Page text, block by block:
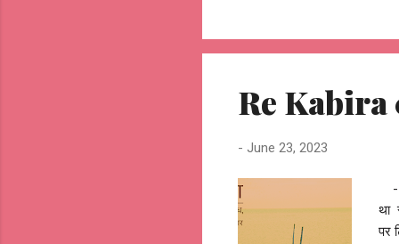
रंग
Re Kabira
- June 23, 2023
--
था
पर